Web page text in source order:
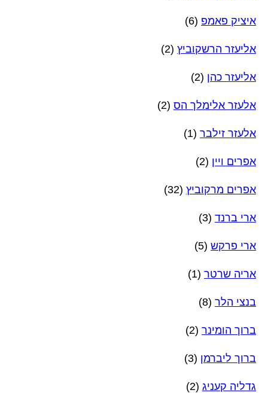
איציק פאמפ (6)
אליעזר הרשקוביץ (2)
אליעזר כהן (2)
אלעזר אלימלך הס (2)
אלעזר זילבר (1)
אפרים ויין (2)
אפרים מרקוביץ (32)
ארי ברנד (3)
ארי פרקש (5)
אריה שרטר (1)
בנצי הלר (8)
ברוך הומינר (2)
ברוך ליברמן (3)
גדליה קעניג (2)